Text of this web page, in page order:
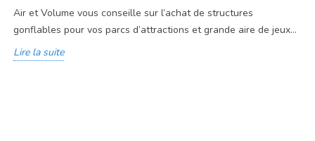
Air et Volume vous conseille sur l’achat de structures
gonflables pour vos parcs d’attractions et grande aire de jeux...
Lire la suite